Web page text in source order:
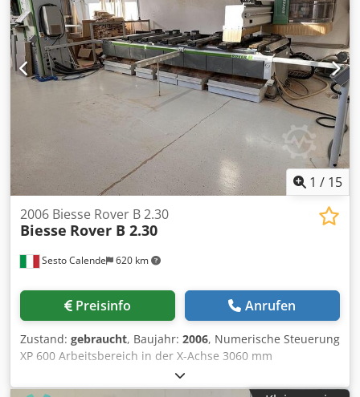
1 / 15
Sesto Calende 620 km
2006 Biesse Rover B 2.30
Biesse Rover B 2.30
Preisinfo Anrufen
Zustand: gebraucht, Baujahr: 2006, Numerische Steuerung
XP 600 Arbeitsbereich in der X-Achse 3060 mm
Arbeitsbereich in der Y-Achse 1140 mm Arbeitsbereich in
Z-Achse 160 mm N ° 2 Arbeitsfelder Bar-Arbeitsplatte Nr. 6